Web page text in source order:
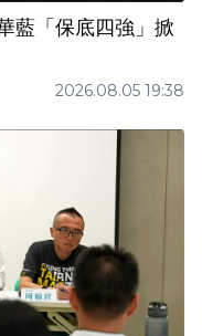
藍「保底四強」掀
2026.08.05 19:38